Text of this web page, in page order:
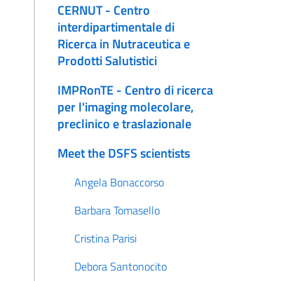
CERNUT - Centro
interdipartimentale di
Ricerca in Nutraceutica e
Prodotti Salutistici
IMPRonTE - Centro di ricerca
per l'imaging molecolare,
preclinico e traslazionale
Meet the DSFS scientists
Angela Bonaccorso
Barbara Tomasello
Cristina Parisi
Debora Santonocito